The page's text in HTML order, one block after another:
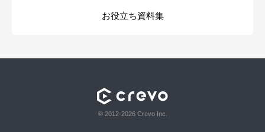
お役立ち資料集
© 2012-2026 Crevo Inc.